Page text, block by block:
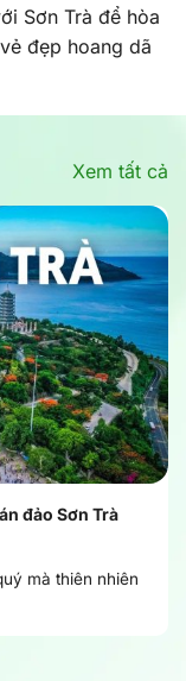
Sơn Trà để hòa
đẹp hoang dã
Xem tất cả
đảo Sơn Trà
mà thiên nhiên